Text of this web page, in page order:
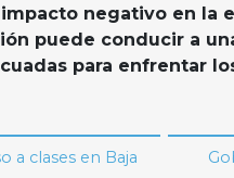
negativo en la
puede conducir a
para enfrentar
a clases en Baja